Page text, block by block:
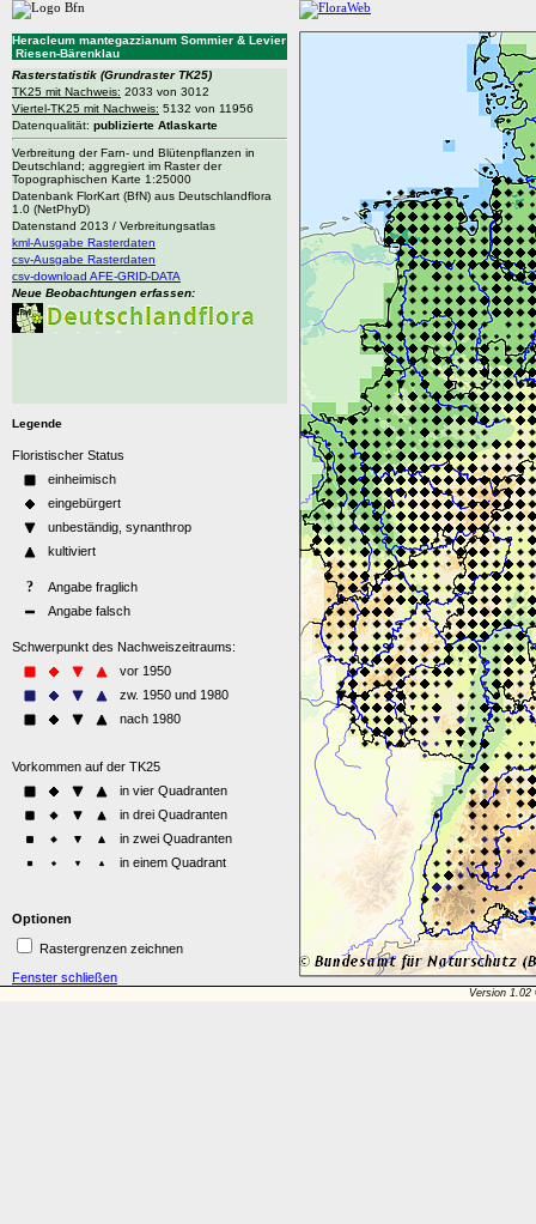
Heracleum mantegazzianum Sommier & Levier
Riesen-Bärenklau
Rasterstatistik (Grundraster TK25)
TK25 mit Nachweis: 2033 von 3012
Viertel-TK25 mit Nachweis: 5132 von 11956
Datenqualität: publizierte Atlaskarte
Verbreitung der Farn- und Blütenpflanzen in
Deutschland; aggregiert im Raster der
Topographischen Karte 1:25000
Datenbank FlorKart (BfN) aus Deutschlandflora
1.0 (NetPhyD)
Datenstand 2013 / Verbreitungsatlas
kml-Ausgabe Rasterdaten
csv-Ausgabe Rasterdaten
csv-download AFE-GRID-DATA
Neue Beobachtungen erfassen:
Legende
Optionen
Rastergrenzen zeichnen
Fenster schließen
Version